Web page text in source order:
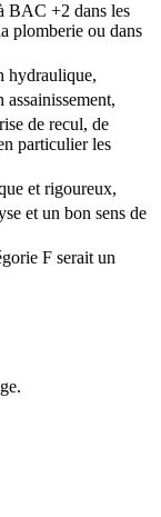
BAC +2 dans les
plomberie ou dans
hydraulique,
de recul, de
particulier les
et rigoureux,
et un bon sens de
F serait un